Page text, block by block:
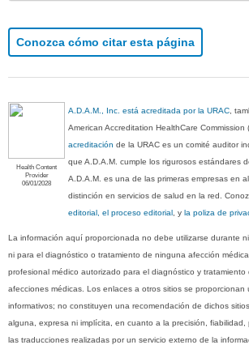
Conozca cómo citar esta página
Health Content
Provider
06/01/2028
A.D.A.M., Inc. está acreditada por la URAC ,
American Accreditation HealthCare Commission
acreditación de la URAC es un comité auditor
que A.D.A.M. cumple los rigurosos estándares
A.D.A.M. es una de las primeras empresas en
distinción en servicios de salud en la red.
editorial, el proceso editorial , yla poliza de
La información aquí proporcionada no debe utilizarse durante
ni para el diagnóstico o tratamiento de ninguna afección
profesional médico autorizado para el diagnóstico y
afecciones médicas. Los enlaces a otros sitios se proporcionan
informativos; no constituyen una recomendación de dichos
alguna, expresa ni implícita, en cuanto a la precisión,
las traducciones realizadas por un servicio externo de la